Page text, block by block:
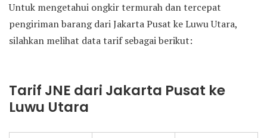
Untuk mengetahui ongkir termurah dan tercepat
pengiriman barang dari Jakarta Pusat ke Luwu Utara,
silahkan melihat data tarif sebagai berikut:
Tarif JNE dari Jakarta Pusat ke
Luwu Utara